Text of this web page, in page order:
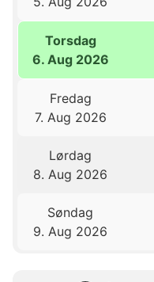
Torsdag
6. Aug 2026
Fredag
7. Aug 2026
Lørdag
8. Aug 2026
Søndag
9. Aug 2026